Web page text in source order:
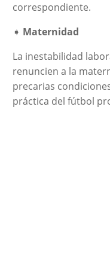
correspondiente.
➧ Maternidad
La inestabilidad
renuncien a la
precarias
práctica del fútbol